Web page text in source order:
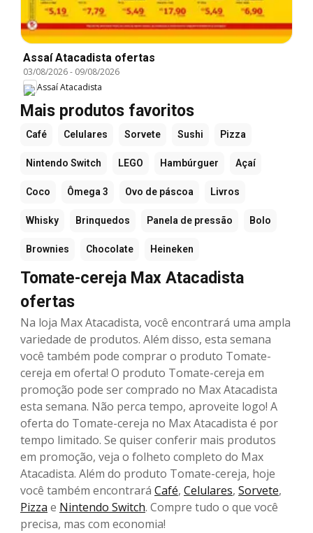
Assaí Atacadista ofertas
03/08/2026- 09/08/2026
Assaí Atacadista
Mais produtos favoritos
Café Celulares Sorvete Sushi Pizza
Nintendo Switch LEGO Hambúrguer Açaí
Coco Ômega 3 Ovo de páscoa Livros
Whisky Brinquedos Panela de pressão Bolo
Brownies Chocolate Heineken
Tomate-cereja Max Atacadista
ofertas
Na loja Max Atacadista, você encontrará uma ampla
variedade de produtos. Além disso, esta semana
você também pode comprar o produto Tomate-
cereja em oferta! O produto Tomate-cereja em
promoção pode ser comprado no Max Atacadista
esta semana. Não perca tempo, aproveite logo! A
oferta do Tomate-cereja no Max Atacadista é por
tempo limitado. Se quiser conferir mais produtos
em promoção, veja o folheto completo do Max
Atacadista. Além do produto Tomate-cereja, hoje
você também encontrará Café, Celulares, Sorvete,
Pizza e Nintendo Switch. Compre tudo o que você
precisa, mas com economia!